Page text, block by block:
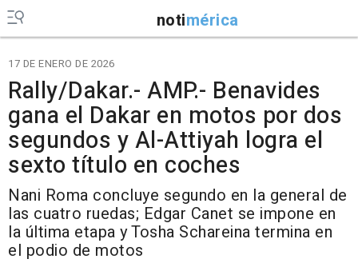
notimérica
17 DE ENERO DE 2026
Rally/Dakar.- AMP.- Benavides
gana el Dakar en motos por dos
segundos y Al-Attiyah logra el
sexto título en coches
Nani Roma concluye segundo en la general de
las cuatro ruedas; Edgar Canet se impone en
la última etapa y Tosha Schareina termina en
el podio de motos